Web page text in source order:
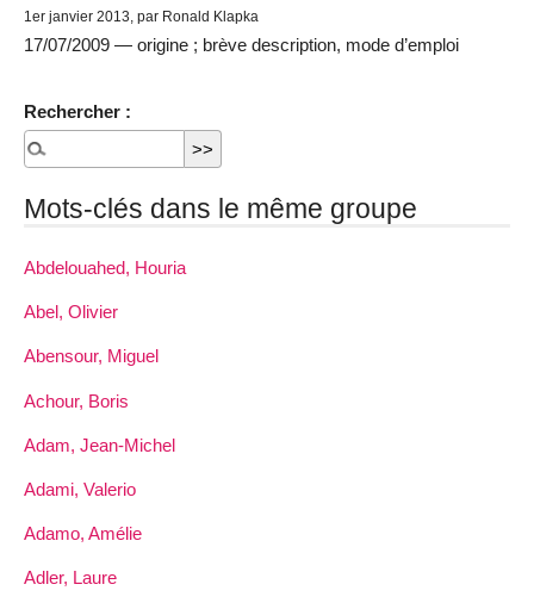
1er janvier 2013, par Ronald Klapka
17/07/2009 — origine ; brève description, mode d’emploi
Rechercher :
Mots-clés dans le même groupe
Abdelouahed, Houria
Abel, Olivier
Abensour, Miguel
Achour, Boris
Adam, Jean-Michel
Adami, Valerio
Adamo, Amélie
Adler, Laure